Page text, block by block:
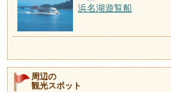
浜名湖遊覧船
周辺の
観光スポット